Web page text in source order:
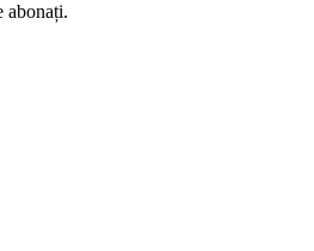
abonați.